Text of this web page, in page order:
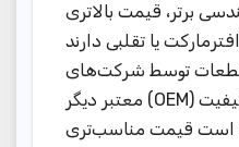
برتر، قیمت بالاتری
قطعات توسط شرکت‌های
معتبر دیگر (OEM) نیز تولید می‌شوند که کیفیت
است قیمت مناسب‌تری